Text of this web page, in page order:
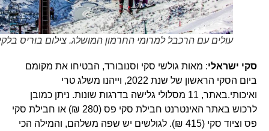
עולים עם הרכבל למרומי החרמון המושלג. צילום בוריס בלקין
סקי ישראלי: מאות גולשי סקי וסנובורד, הבטיחו את מקומם
ביום הסקי הראשון של שנת 2022, וייהנו משלג טרי
ואיכותי.באתר, 11 מסלולי גלישה בדרגות שונות. ניתן כמובן
לרכוש באתר האינטרנט חבילת סקי פס (280 ₪) או חבילת סקי
פס וציוד סקי (415 ₪). לגולשים יש שפה משלהם, והמילה הכי